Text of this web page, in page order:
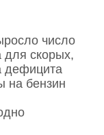
число
для скорых,
дефицита
на бензин